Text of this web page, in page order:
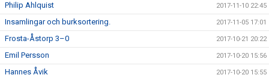
Philip Ahlquist 2017-11-10 22:45
Insamlingar och burksortering. 2017-11-05 17:01
Frosta-Åstorp 3–0 2017-10-21 20:22
Emil Persson 2017-10-20 15:56
Hannes Åvik 2017-10-20 15:55